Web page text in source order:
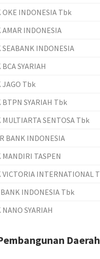
OKE INDONESIA Tbk
INDONESIA
INDONESIA
SYARIAH
JAGO Tbk
BTPN SYARIAH Tbk
SENTOSA Tbk
BANK INDONESIA
TASPEN
VICTORIA INTERNATIONAL
INDONESIA Tbk
SYARIAH